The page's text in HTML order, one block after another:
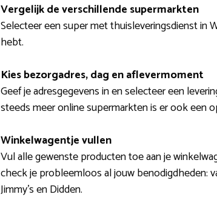
Vergelijk de verschillende supermarkten
Selecteer een super met thuisleveringsdienst in
hebt.
Kies bezorgadres, dag en aflevermoment
Geef je adresgegevens in en selecteer een
steeds meer online supermarkten is er ook een
Winkelwagentje vullen
Vul alle gewenste producten toe aan je
check je probleemloos al jouw benodigdheden:
Jimmy’s en Didden.